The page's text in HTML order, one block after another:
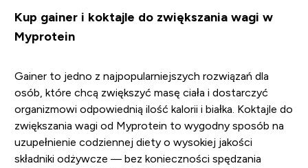
Kup gainer i koktajle do zwiększania wagi w
Myprotein
Gainer to jedno z najpopularniejszych rozwiązań dla
osób, które chcą zwiększyć masę ciała i dostarczyć
organizmowi odpowiednią ilość kalorii i białka. Koktajle do
zwiększania wagi od Myprotein to wygodny sposób na
uzupełnienie codziennej diety o wysokiej jakości
składniki odżywcze — bez konieczności spędzania